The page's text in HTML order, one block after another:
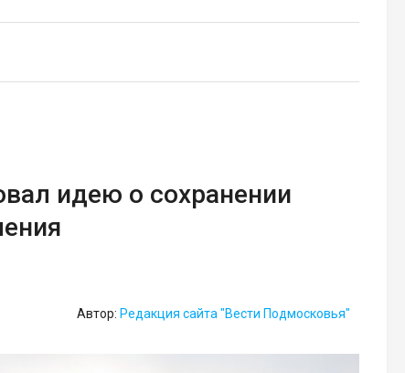
идею о сохранении
Автор: Редакция сайта "Вести Подмосковья"